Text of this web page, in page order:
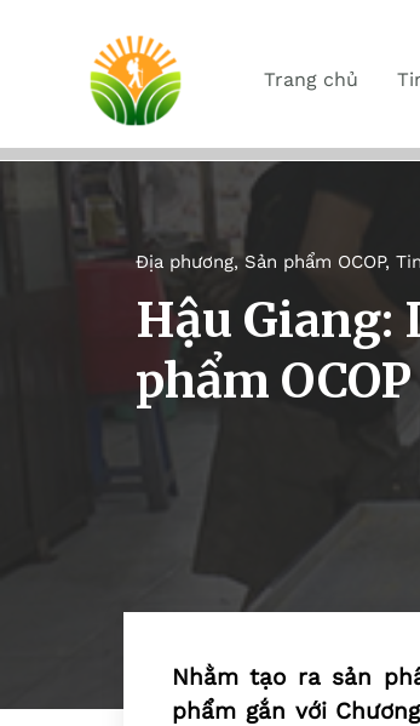
Trang chủ
Địa phương,Sản phẩm OCOP,
Hậu Giang:
phẩm OCOP
Nhằm tạo ra sản
phẩm gắn với